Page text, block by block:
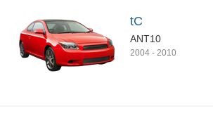
tC
ANT10
2004 - 2010